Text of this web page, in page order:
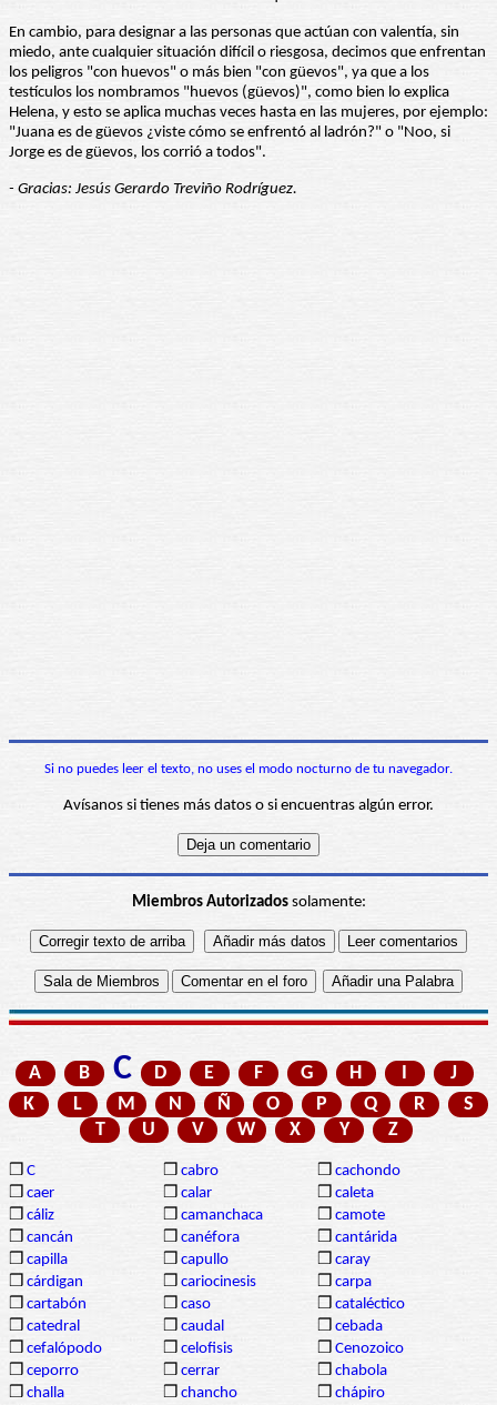
En cambio, para designar a las personas que actúan con valentía, sin
miedo, ante cualquier situación difícil o riesgosa, decimos que enfrentan
los peligros "con huevos" o más bien "con güevos", ya que a los
testículos los nombramos "huevos (güevos)", como bien lo explica
Helena, y esto se aplica muchas veces hasta en las mujeres, por ejemplo:
"Juana es de güevos ¿viste cómo se enfrentó al ladrón?" o "Noo, si
Jorge es de güevos, los corrió a todos".
- Gracias: Jesús Gerardo Treviño Rodríguez.
Si no puedes leer el texto, no uses el modo nocturno de tu navegador.
Avísanos si tienes más datos o si encuentras algún error.
Miembros Autorizadossolamente:
A B C D E F G H
J
K
L M N Ñ O P Q R
S
T
U V W X Y Z
❒ C ❒ cabro ❒ cachondo
❒ caer ❒ calar ❒ caleta
❒ cáliz ❒ camanchaca ❒ camote
❒ cancán ❒ canéfora ❒ cantárida
❒ capilla ❒ capullo ❒ caray
❒ cárdigan ❒ cariocinesis ❒ carpa
❒ cartabón ❒ caso ❒ cataléctico
❒ catedral ❒ caudal ❒ cebada
❒ cefalópodo ❒ celofisis ❒ Cenozoico
❒ ceporro ❒ cerrar ❒ chabola
❒ challa ❒ chancho ❒ chápiro